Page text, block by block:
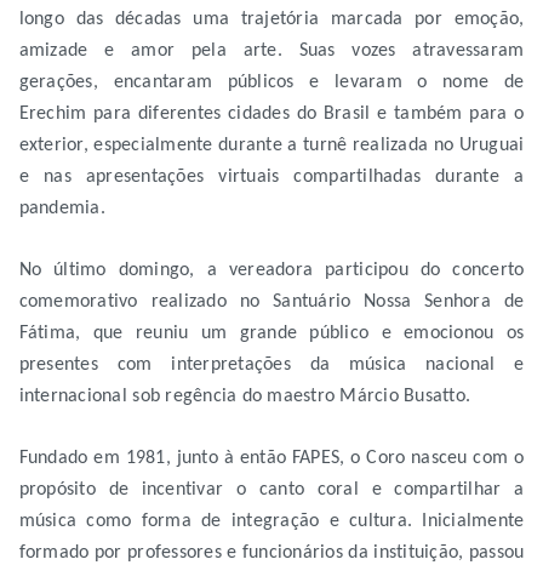
longo das décadas uma trajetória marcada por emoção,
amizade e amor pela arte. Suas vozes atravessaram
gerações, encantaram públicos e levaram o nome de
Erechim para diferentes cidades do Brasil e também para o
exterior, especialmente durante a turnê realizada no Uruguai
e nas apresentações virtuais compartilhadas durante a
pandemia.
No último domingo, a vereadora participou do concerto
comemorativo realizado no Santuário Nossa Senhora de
Fátima, que reuniu um grande público e emocionou os
presentes com interpretações da música nacional e
internacional sob regência do maestro Márcio Busatto.
Fundado em 1981, junto à então FAPES, o Coro nasceu com o
propósito de incentivar o canto coral e compartilhar a
música como forma de integração e cultura. Inicialmente
formado por professores e funcionários da instituição, passou